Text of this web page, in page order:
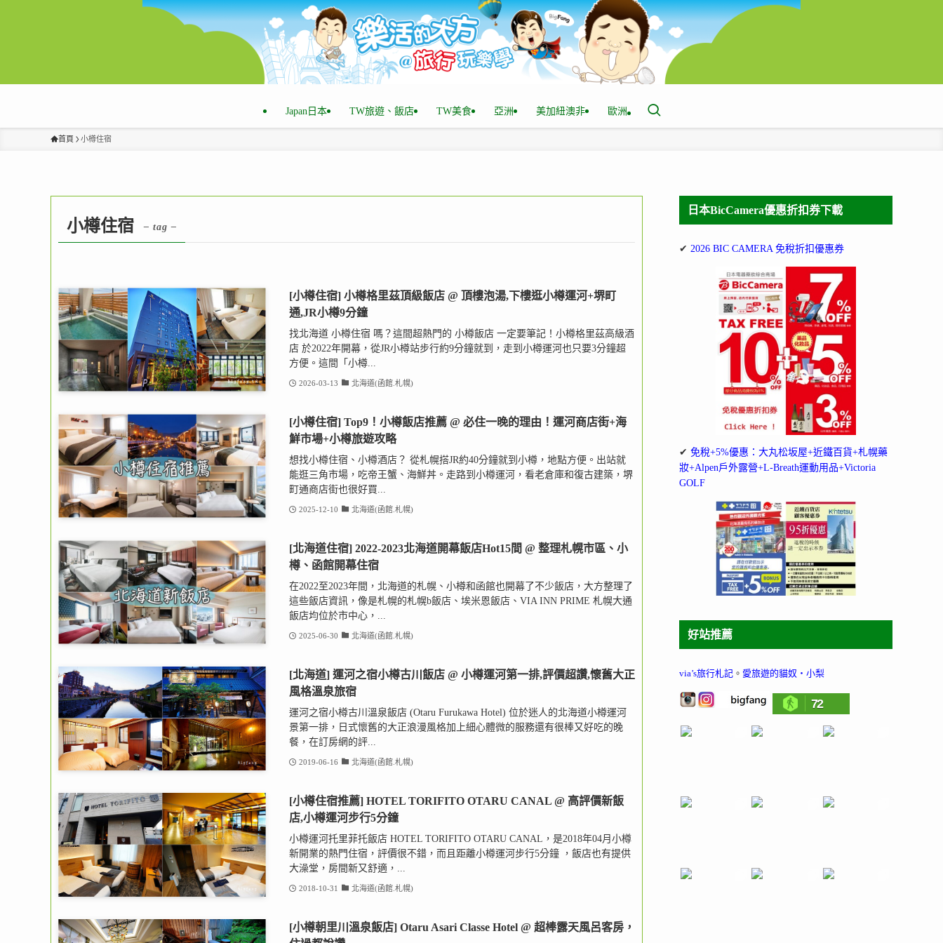
Japan日本 TW旅遊、飯店 TW美食 亞洲 美加紐澳非 歐洲
首頁 小樽住宿
小樽住宿 – tag –
[小樽住宿] 小樽格里茲頂級飯店 @ 頂樓泡湯,下樓逛小樽運河+堺町
通,JR小樽9分鐘
找北海道 小樽住宿 嗎？這間超熱門的 小樽飯店 一定要筆記！小樽格里茲高級酒
店 於2022年開幕，從JR小樽站步行約9分鐘就到，走到小樽運河也只要3分鐘超
方便。這間「小樽...
2026-03-13 北海道(函館.札幌)
[小樽住宿] Top9！小樽飯店推薦 @ 必住一晚的理由！運河商店街+海
鮮市場+小樽旅遊攻略
想找小樽住宿、小樽酒店？ 從札幌搭JR約40分鐘就到小樽，地點方便。出站就
能逛三角市場，吃帝王蟹、海鮮丼。走路到小樽運河，看老倉庫和復古建築，堺
町通商店街也很好買...
2025-12-10 北海道(函館.札幌)
[北海道住宿] 2022-2023北海道開幕飯店Hot15間 @ 整理札幌市區、小
樽、函館開幕住宿
在2022至2023年間，北海道的札幌、小樽和函館也開幕了不少飯店，大方整理了
這些飯店資訊，像是札幌的札幌b飯店、埃米恩飯店、VIA INN PRIME 札幌大通
飯店均位於市中心，...
2025-06-30 北海道(函館.札幌)
[北海道] 運河之宿小樽古川飯店 @ 小樽運河第一排,評價超讚,懷舊大正
風格溫泉旅宿
運河之宿小樽古川溫泉飯店 (Otaru Furukawa Hotel) 位於迷人的北海道小樽運河
景第一排，日式懷舊的大正浪漫風格加上細心體微的服務還有很棒又好吃的晚
餐，在訂房網的評...
2019-06-16 北海道(函館.札幌)
[小樽住宿推薦] HOTEL TORIFITO OTARU CANAL @ 高評價新飯
店,小樽運河步行5分鐘
小樽運河托里菲托飯店 HOTEL TORIFITO OTARU CANAL，是2018年04月小樽
新開業的熱門住宿，評價很不錯，而且距離小樽運河步行5分鐘 ，飯店也有提供
大澡堂，房間新又舒適，...
2018-10-31 北海道(函館.札幌)
[小樽朝里川溫泉飯店] Otaru Asari Classe Hotel @ 超棒露天風呂客房，
日本BicCamera優惠折扣券下載
✔ 2026 BIC CAMERA 免稅折扣優惠券
✔ 免稅+5%優惠：大丸松坂屋+近鐵百貨+札幌藥
妝+Alpen戶外露營+L-Breath運動用品+Victoria
GOLF
好站推薦
via’s旅行札記 。 愛旅遊的貓奴‧小梨
72